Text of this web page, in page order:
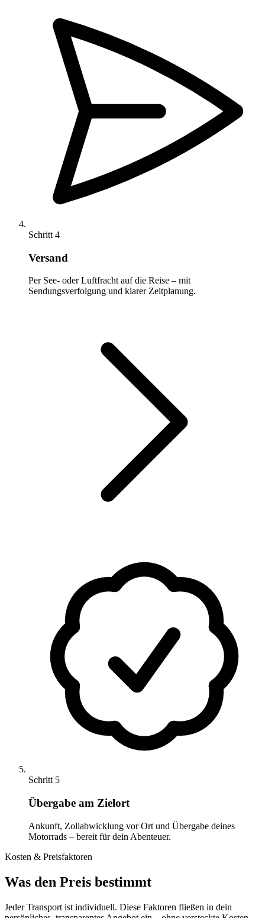
Schritt 4
Versand
Per See- oder Luftfracht auf die Reise – mit
Sendungsverfolgung und klarer Zeitplanung.
Schritt 5
Übergabe am Zielort
Ankunft, Zollabwicklung vor Ort und Übergabe deines
Motorrads – bereit für dein Abenteuer.
Kosten & Preisfaktoren
Was den Preis bestimmt
Jeder Transport ist individuell. Diese Faktoren fließen in dein